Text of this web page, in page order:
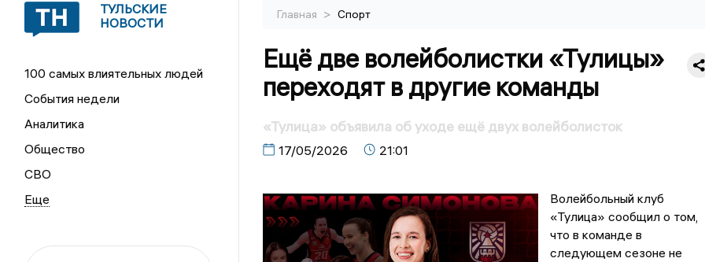
ТУЛЬСКИЕ
НОВОСТИ
100 самых влиятельных людей
События недели
Аналитика
Общество
СВО
Главная > Спорт
Ещё две волейболистки «Тулицы»
переходят в другие команды
«Тулица» объявила об уходе ещё двух волейболисток
17/05/2026 21:01
Волейбольный клуб
«Тулица» сообщил о том,
что в команде в
следующем сезоне не